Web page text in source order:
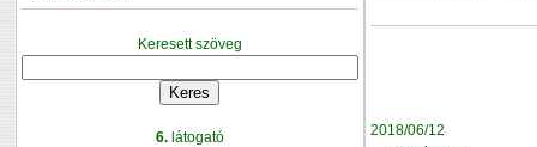
Keresett szöveg
6.látogató
2018/06/12